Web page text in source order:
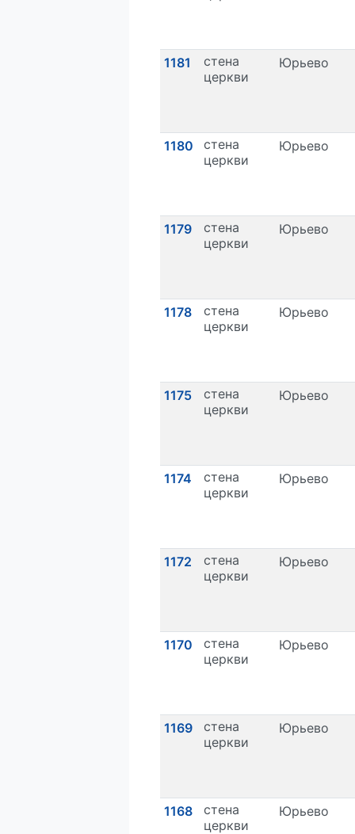
1181
стена
церкви
Юрьево
1180
стена
церкви
Юрьево
1179
стена
церкви
Юрьево
1178
стена
церкви
Юрьево
1175
стена
церкви
Юрьево
1174
стена
церкви
Юрьево
1172
стена
церкви
Юрьево
1170
стена
церкви
Юрьево
1169
стена
церкви
Юрьево
1168
стена
церкви
Юрьево